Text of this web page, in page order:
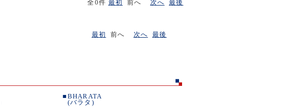
全0件 最初 前へ 次へ
最後
最初 前へ 次へ 最後
■ BHARATA
(バラタ)